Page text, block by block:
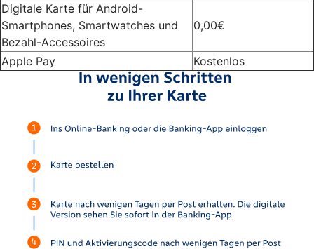
Digitale Karte für Android-
Smartphones, Smartwatches und
Bezahl-Accessoires
0,00€
Apple Pay Kostenlos